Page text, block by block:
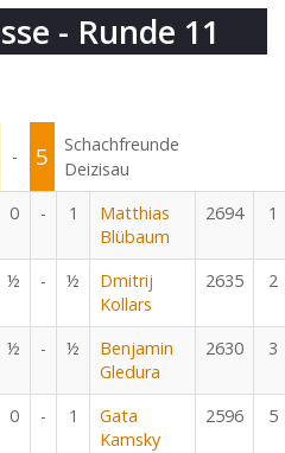
- Runde 11
- 5
Schachfreunde
Deizisau
0 - 1
Matthias
Blübaum
2694 1
½ - ½
Dmitrij
Kollars
2635 2
½ - ½
Benjamin
Gledura
2630 3
0 - 1
Gata
Kamsky
2596 5